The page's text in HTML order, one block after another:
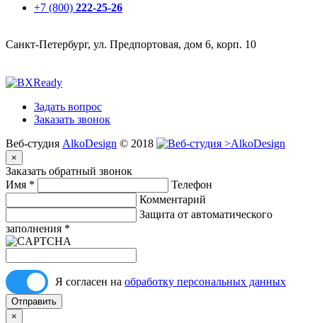
+7 (800) 222-25-26
Санкт-Петербург, ул. Предпортовая, дом 6, корп. 10
Задать вопрос
Заказать звонок
Веб-студия AlkoDesign © 2018
×
Заказать обратный звонок
Имя *
Телефон
Комментарий
Защита от автоматического
заполнения *
Я согласен на обработку персональных данных
Отправить
×